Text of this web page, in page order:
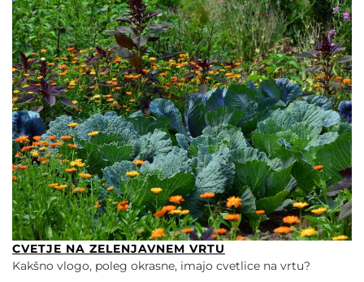
CVETJE NA ZELENJAVNEM VRTU
Kakšno vlogo, poleg okrasne, imajo cvetlice na vrtu?